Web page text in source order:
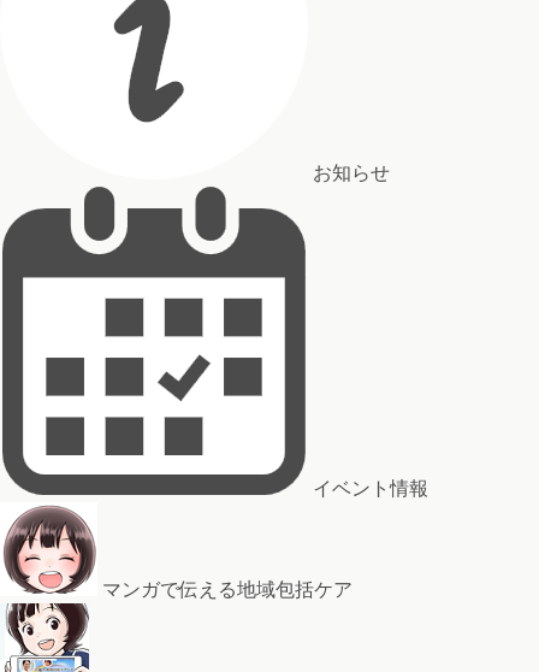
お知らせ
イベント情報
マンガで伝える地域包括ケア